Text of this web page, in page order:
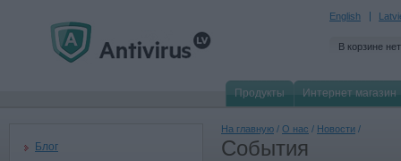
English
В корзине
Продукты Интернет магазин
Блог
На главную / О нас / Новости /
События